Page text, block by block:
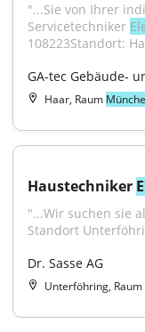
"...Sie von Ihrer
Servicetechniker
108223Standort:
GA-tec Gebäude-
Haar, Raum
Haustechniker
"...Wir suchen sie
Standort
Dr. Sasse AG
Unterföhring, Raum